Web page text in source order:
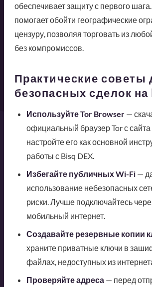
обеспечивает защиту с первого
помогает обойти географические
цензуру, позволяя торговать из
без компромиссов.
Практические советы
безопасных сделок на
Используйте Tor Browser—
официальный браузер Tor с сайта
настройте его как основной
работы с Bisq DEX.
Избегайте публичных Wi-Fi—
использование небезопасных
риски. Лучше подключайтесь
мобильный интернет.
Создавайте резервные копии
храните приватные ключи в
файлах, недоступных из
Проверяйте адреса— перед